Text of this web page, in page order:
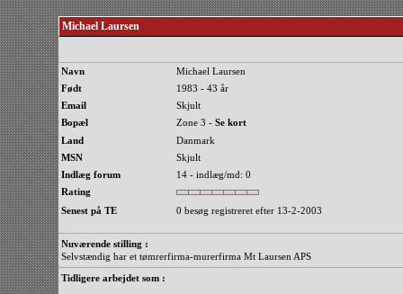
Michael Laursen
Navn
Michael Laursen
Født
1983 - 43 år
Email
Skjult
Bopæl
Zone 3 - Se kort
Land
Danmark
MSN
Skjult
Indlæg forum
14 - indlæg/md: 0
Rating
Senest på TE
0 besøg registreret efter 13-2-2003
Nuværende stilling :
Selvstændig har et tømrerfirma-murerfirma Mt Laursen APS
Tidligere arbejdet som :